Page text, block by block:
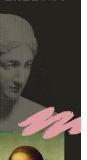
「AFTEE先享後付」
。
，可透過四大超商／
成。
要取消訂單，請聯絡
，需透過AFTEE先享
示為準，若有關於